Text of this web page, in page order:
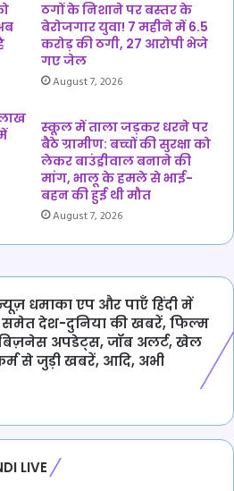
ठगों के निशाने पर बस्तर के
बेरोजगार युवा! 7 महीने में 6.5
करोड़ की ठगी, 27 आरोपी भेजे
गए जेल
August 7, 2026
स्कूल में ताला जड़कर धरने पर
बैठे ग्रामीण: बच्चों की सुरक्षा को
लेकर बाउंड्रीवाल बनाने की
मांग, भालू के हमले से भाई-
बहन की हुई थी मौत
August 7, 2026
धमाका एप और पाएँ हिंदी में
समेत देश-दुनिया की खबरें, फिल्म
अपडेट्स, जॉब अलर्ट, खेल
से जुड़ी खबरें, आदि, अभी
LIVE